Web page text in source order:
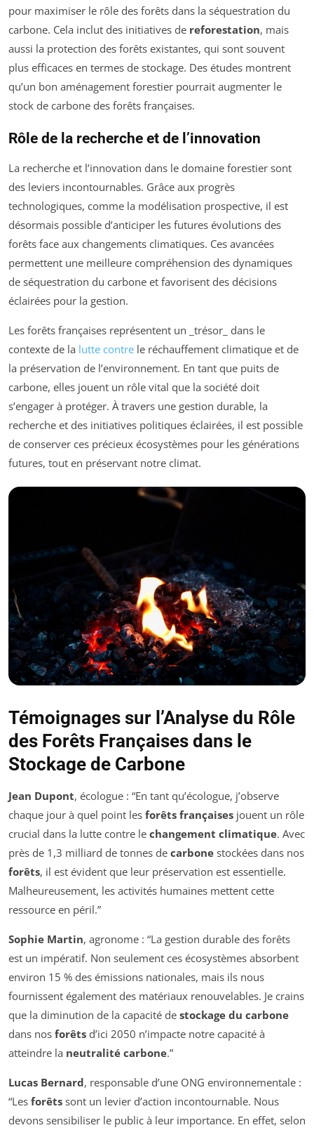
pour maximiser le rôle des forêts dans la séquestration du
carbone. Cela inclut des initiatives de reforestation, mais
aussi la protection des forêts existantes, qui sont souvent
plus efficaces en termes de stockage. Des études montrent
qu’un bon aménagement forestier pourrait augmenter le
stock de carbone des forêts françaises.
Rôle de la recherche et de l’innovation
La recherche et l’innovation dans le domaine forestier sont
des leviers incontournables. Grâce aux progrès
technologiques, comme la modélisation prospective, il est
désormais possible d’anticiper les futures évolutions des
forêts face aux changements climatiques. Ces avancées
permettent une meilleure compréhension des dynamiques
de séquestration du carbone et favorisent des décisions
éclairées pour la gestion.
Les forêts françaises représentent un _trésor_ dans le
contexte de la lutte contre le réchauffement climatique et de
la préservation de l’environnement. En tant que puits de
carbone, elles jouent un rôle vital que la société doit
s’engager à protéger. À travers une gestion durable, la
recherche et des initiatives politiques éclairées, il est possible
de conserver ces précieux écosystèmes pour les générations
futures, tout en préservant notre climat.
Témoignages sur l’Analyse du Rôle
des Forêts Françaises dans le
Stockage de Carbone
Jean Dupont, écologue : “En tant qu’écologue, j’observe
chaque jour à quel point les forêts françaises jouent un rôle
crucial dans la lutte contre le changement climatique. Avec
près de 1,3 milliard de tonnes de carbone stockées dans nos
forêts, il est évident que leur préservation est essentielle.
Malheureusement, les activités humaines mettent cette
ressource en péril.”
Sophie Martin, agronome : “La gestion durable des forêts
est un impératif. Non seulement ces écosystèmes absorbent
environ 15 % des émissions nationales, mais ils nous
fournissent également des matériaux renouvelables. Je crains
que la diminution de la capacité de stockage du carbone
dans nos forêts d’ici 2050 n’impacte notre capacité à
atteindre la neutralité carbone.”
Lucas Bernard, responsable d’une ONG environnementale :
“Les forêts sont un levier d’action incontournable. Nous
devons sensibiliser le public à leur importance. En effet, selon